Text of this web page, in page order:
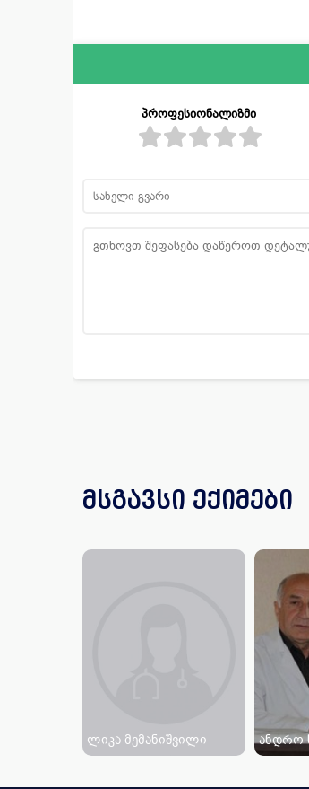
პროფესიონალიზმი
მსგავსი ექიმები
ლიკა მემანიშვილი ანდრო